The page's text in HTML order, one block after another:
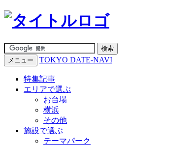
メニュー TOKYO DATE-NAVI
特集記事
エリアで選ぶ
お台場
横浜
その他
施設で選ぶ
テーマパーク